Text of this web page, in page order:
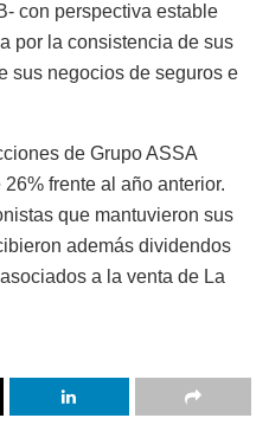
con perspectiva estable
por la consistencia de sus
sus negocios de seguros e
de Grupo ASSA
frente al año anterior.
que mantuvieron sus
además dividendos
a la venta de La